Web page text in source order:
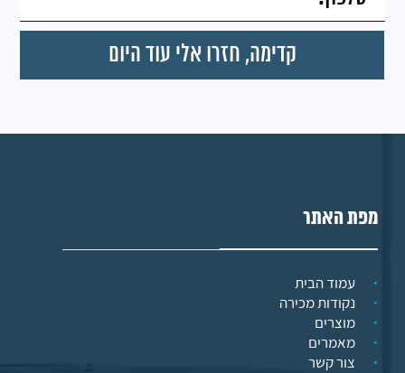
מפת האתר
עמוד הבית
נקודות מכירה
מוצרים
מאמרים
צור קשר